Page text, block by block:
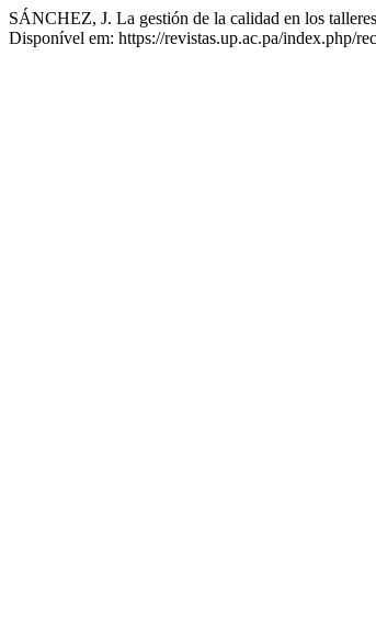
SÁNCHEZ, J. La gestión de la calidad en los
Disponível em: https://revistas.up.ac.pa/index.php/